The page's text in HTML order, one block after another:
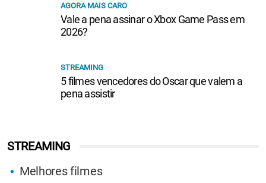
STREAMING
Melhores filmes
AGORA MAIS CARO
Vale a pena assinar o Xbox Game Pass em
2026?
STREAMING
5 filmes vencedores do Oscar que valem a
pena assistir